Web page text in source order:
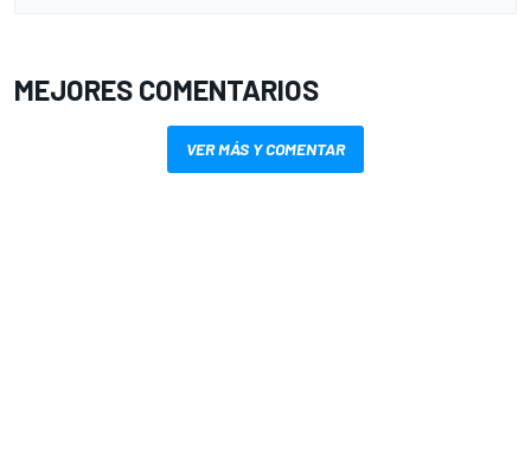
MEJORES COMENTARIOS
VER MÁS Y COMENTAR